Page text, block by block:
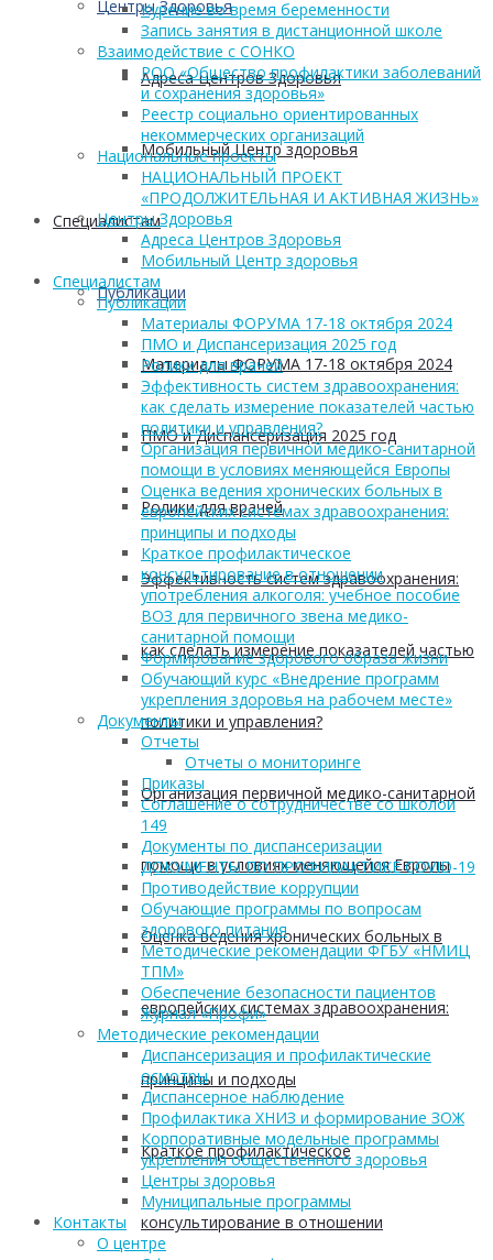
Центры Здоровья
Адреса Центров Здоровья
Мобильный Центр здоровья
Cпециалистам
Публикации
Материалы ФОРУМА 17-18 октября 2024
ПМО и Диспансеризация 2025 год
Ролики для врачей
Эффективность систем здравоохранения:
как сделать измерение показателей частью
политики и управления?
Организация первичной медико-санитарной
помощи в условиях меняющейся Европы
Оценка ведения хронических больных в
европейских системах здравоохранения:
принципы и подходы
Краткое профилактическое
консультирование в отношении
Курение во время беременности
Запись занятия в дистанционной школе
Взаимодействие с СОНКО
РОО «Общество профилактики заболеваний
и сохранения здоровья»
Реестр социально ориентированных
некоммерческих организаций
Национальные проекты
НАЦИОНАЛЬНЫЙ ПРОЕКТ
«ПРОДОЛЖИТЕЛЬНАЯ И АКТИВНАЯ ЖИЗНЬ»
Центры Здоровья
Адреса Центров Здоровья
Мобильный Центр здоровья
Cпециалистам
Публикации
Материалы ФОРУМА 17-18 октября 2024
ПМО и Диспансеризация 2025 год
Ролики для врачей
Эффективность систем здравоохранения:
как сделать измерение показателей частью
политики и управления?
Организация первичной медико-санитарной
помощи в условиях меняющейся Европы
Оценка ведения хронических больных в
европейских системах здравоохранения:
принципы и подходы
Краткое профилактическое
консультирование в отношении
употребления алкоголя: учебное пособие
ВОЗ для первичного звена медико-
санитарной помощи
Формирование здорового образа жизни
Обучающий курс «Внедрение программ
укрепления здоровья на рабочем месте»
Документы
Отчеты
Отчеты о мониторинге
Приказы
Соглашение о сотрудничестве со школой
149
Документы по диспансеризации
ДОКУМЕНТЫ ПО ПРОФИЛАКТИКЕ COVID-19
Противодействие коррупции
Обучающие программы по вопросам
здорового питания
Методические рекомендации ФГБУ «НМИЦ
ТПМ»
Обеспечение безопасности пациентов
Журнал «Профи»
Методические рекомендации
Диспансеризация и профилактические
осмотры
Диспансерное наблюдение
Профилактика ХНИЗ и формирование ЗОЖ
Корпоративные модельные программы
укрепления общественного здоровья
Центры здоровья
Муниципальные программы
Контакты
О центре